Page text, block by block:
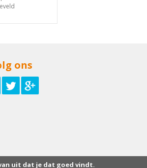
ons
uit dat je dat goed vindt.